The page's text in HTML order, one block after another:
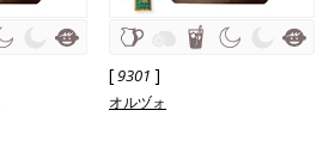
[9301 ]
オルヅォ